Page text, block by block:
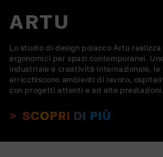
ARTU
Lo studio di design polacco Artu
ergonomici per spazi contemporanei.
industriale e creatività internazionale, le
arricchiscono ambienti di lavoro,
con progetti attenti e ad alte prestazioni.
SCOPRI DI PIÙ